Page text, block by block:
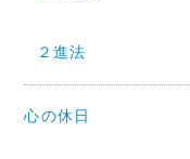
２進法
心の休日